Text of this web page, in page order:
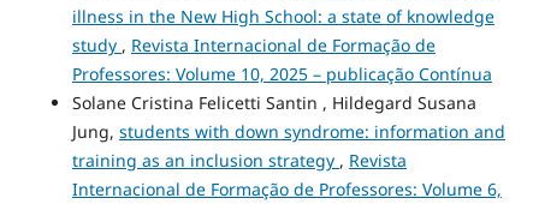
illness in the New High School: a state of knowledge
study , Revista Internacional de Formação de
Professores: Volume 10, 2025 – publicação Contínua
Solane Cristina Felicetti Santin , Hildegard Susana
Jung, students with down syndrome: information and
training as an inclusion strategy , Revista
Internacional de Formação de Professores: Volume 6,